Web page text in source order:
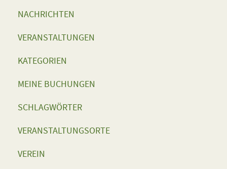
NACHRICHTEN
VERANSTALTUNGEN
KATEGORIEN
MEINE BUCHUNGEN
SCHLAGWÖRTER
VERANSTALTUNGSORTE
VEREIN